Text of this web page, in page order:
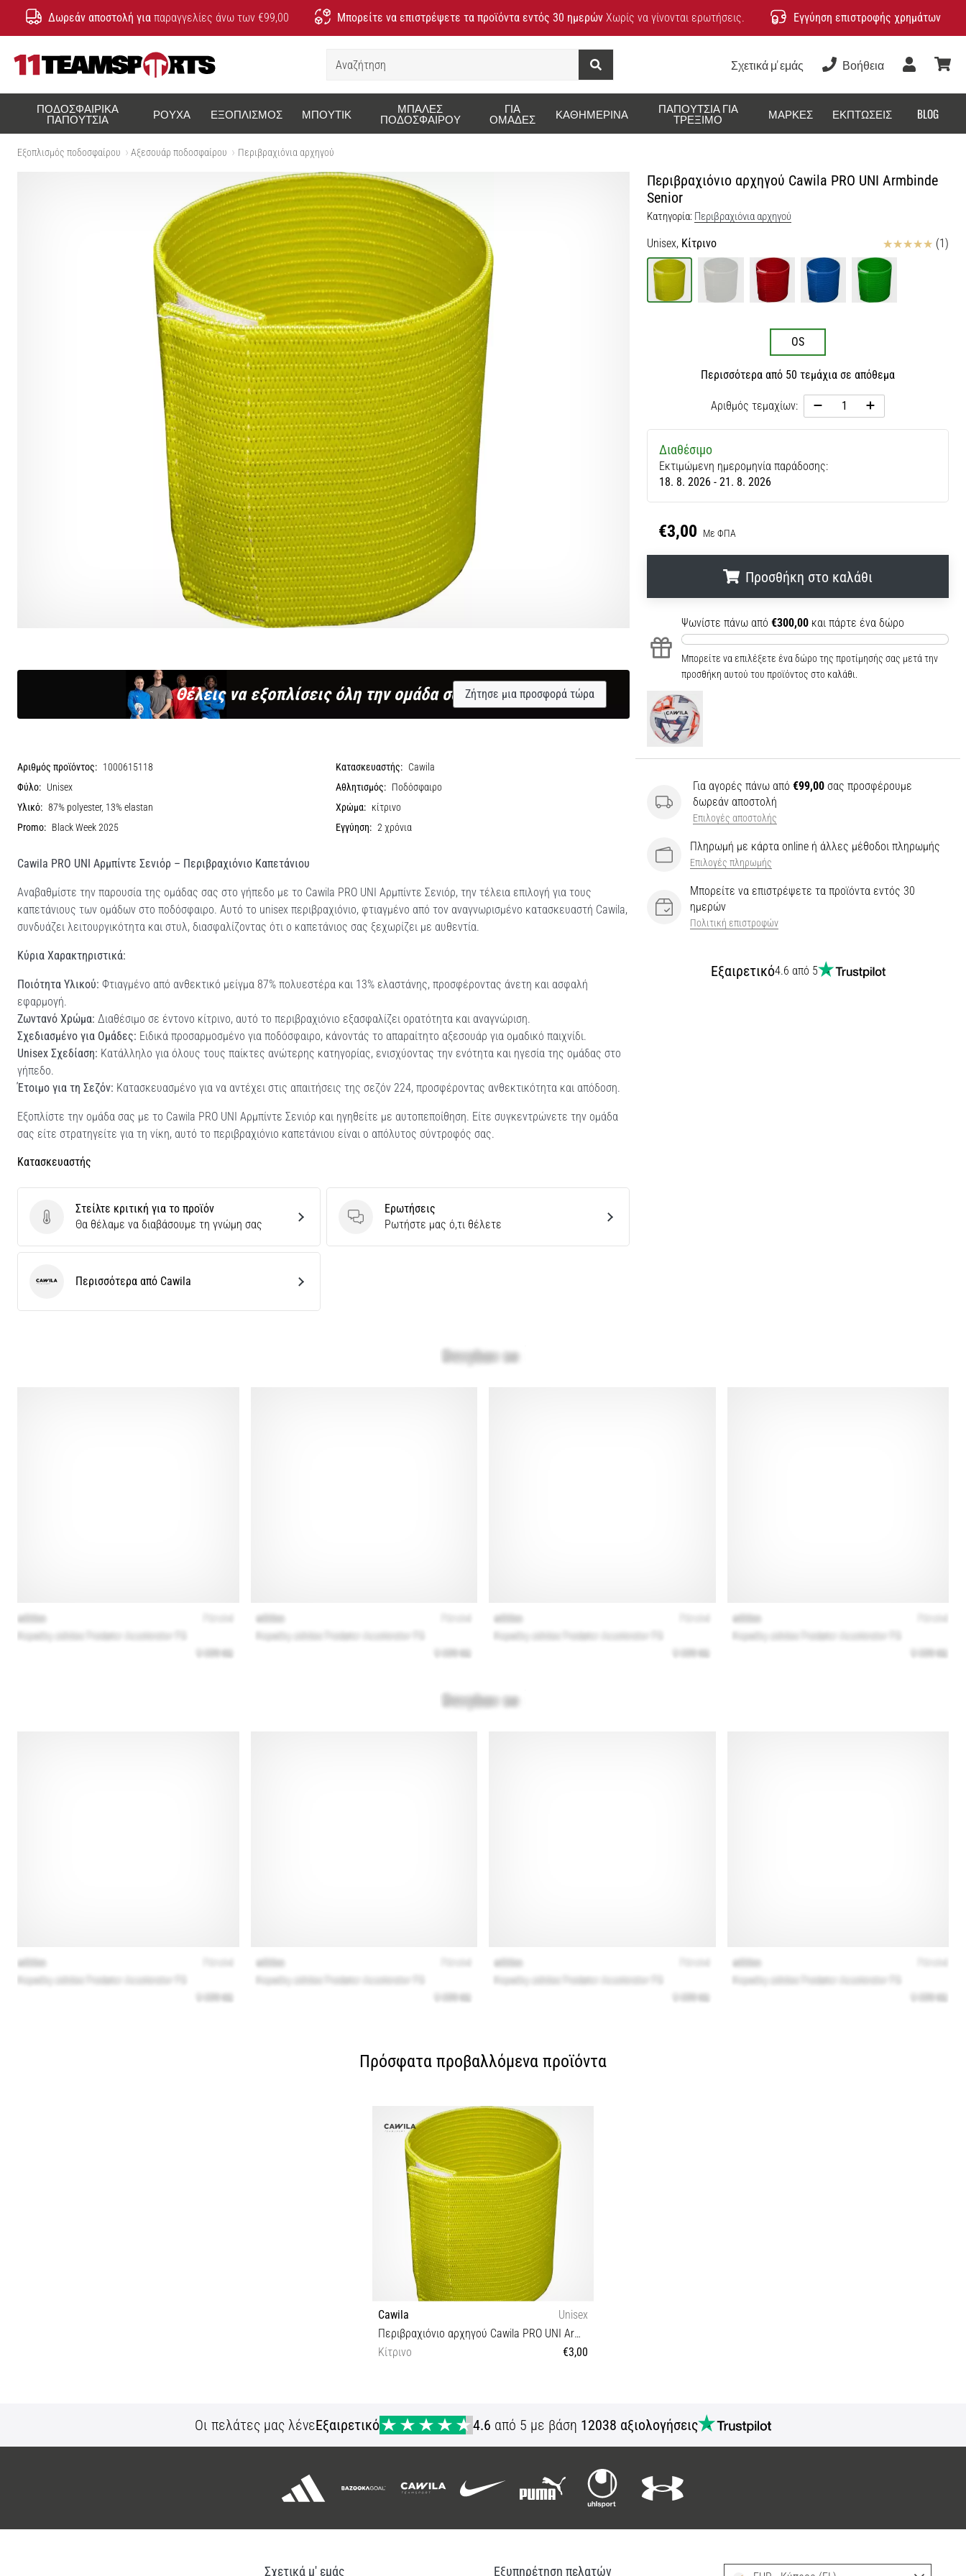
Δωρεάν αποστολή για παραγγελίες άνω των €99,00 Μπορείτε να επιστρέψετε τα προϊόντα εντός 30 ημερών Χωρίς να γίνονται ερωτήσεις. Εγγύηση επιστροφής χρημάτων
Αναζήτηση
Σχετικά μ' εμάς Βοήθεια
Χρήστης
ΠΟΔΟΣΦΑΙΡΙΚΆ
ΠΑΠΟΎΤΣΙΑ ΡΟΎΧΑ ΕΞΟΠΛΙΣΜΌΣ ΜΠΟΥΤΊΚ ΜΠΆΛΕΣ
ΠΟΔΟΣΦΑΊΡΟΥ
ΓΙΑ
ΟΜΆΔΕΣ ΚΑΘΗΜΕΡΙΝΆ ΠΑΠΟΎΤΣΙΑ ΓΙΑ
ΤΡΈΞΙΜΟ ΜΆΡΚΕΣ ΕΚΠΤΏΣΕΙΣ BLOG
Εξοπλισμός ποδοσφαίρου Αξεσουάρ ποδοσφαίρου Περιβραχιόνια αρχηγού
Περιβραχιόνιο αρχηγού Cawila PRO UNI Armbinde
Senior
Κατηγορία: Περιβραχιόνια αρχηγού
Unisex, Κίτρινο Κριτικές (1)
OS
Περισσότερα από 50 τεμάχια σε απόθεμα
Αριθμός τεμαχίων:
Διαθέσιμο
Εκτιμώμενη ημερομηνία παράδοσης:
18. 8. 2026 - 21. 8. 2026
€3,00 Με ΦΠΑ
Προσθήκη στο καλάθι
..
Ψωνίστε πάνω από €300,00 και πάρτε ένα δώρο
Μπορείτε να επιλέξετε ένα δώρο της προτίμησής σας μετά την
προσθήκη αυτού του προϊόντος στο καλάθι.
Για αγορές πάνω από €99,00 σας προσφέρουμε
δωρεάν αποστολή
Επιλογές αποστολής
Πληρωμή με κάρτα online ή άλλες μέθοδοι πληρωμής
Επιλογές πληρωμής
Μπορείτε να επιστρέψετε τα προϊόντα εντός 30
ημερών
Πολιτική επιστροφών
Εξαιρετικό4.6 από 5
Θέλεις να εξοπλίσεις όλη την ομάδα σου;Ζήτησε μια προσφορά τώρα
Αριθμός προϊόντος: 1000615118 Κατασκευαστής: Cawila
Φύλο: Unisex Αθλητισμός: Ποδόσφαιρο
Υλικό: 87% polyester, 13% elastan Χρώμα: κίτρινο
Promo: Black Week 2025 Εγγύηση: 2 χρόνια
Cawila PRO UNI Αρμπίντε Σενιόρ – Περιβραχιόνιο Καπετάνιου
Αναβαθμίστε την παρουσία της ομάδας σας στο γήπεδο με το Cawila PRO UNI Αρμπίντε Σενιόρ, την τέλεια επιλογή για τους
καπετάνιους των ομάδων στο ποδόσφαιρο. Αυτό το unisex περιβραχιόνιο, φτιαγμένο από τον αναγνωρισμένο κατασκευαστή Cawila,
συνδυάζει λειτουργικότητα και στυλ, διασφαλίζοντας ότι ο καπετάνιος σας ξεχωρίζει με αυθεντία.
Κύρια Χαρακτηριστικά:
Ποιότητα Υλικού: Φτιαγμένο από ανθεκτικό μείγμα 87% πολυεστέρα και 13% ελαστάνης, προσφέροντας άνετη και ασφαλή
εφαρμογή.
Ζωντανό Χρώμα: Διαθέσιμο σε έντονο κίτρινο, αυτό το περιβραχιόνιο εξασφαλίζει ορατότητα και αναγνώριση.
Σχεδιασμένο για Ομάδες: Ειδικά προσαρμοσμένο για ποδόσφαιρο, κάνοντάς το απαραίτητο αξεσουάρ για ομαδικό παιχνίδι.
Unisex Σχεδίαση: Κατάλληλο για όλους τους παίκτες ανώτερης κατηγορίας, ενισχύοντας την ενότητα και ηγεσία της ομάδας στο
γήπεδο.
Έτοιμο για τη Σεζόν: Κατασκευασμένο για να αντέχει στις απαιτήσεις της σεζόν 224, προσφέροντας ανθεκτικότητα και απόδοση.
Εξοπλίστε την ομάδα σας με το Cawila PRO UNI Αρμπίντε Σενιόρ και ηγηθείτε με αυτοπεποίθηση. Είτε συγκεντρώνετε την ομάδα
σας είτε στρατηγείτε για τη νίκη, αυτό το περιβραχιόνιο καπετάνιου είναι ο απόλυτος σύντροφός σας.
Κατασκευαστής
Στείλτε κριτική για το προϊόν
Στείλτε κριτική για το προϊόν
Θα θέλαμε να διαβάσουμε τη γνώμη σας
Ερωτήσεις
Ερωτήσεις
Ρωτήστε μας ό,τι θέλετε
Cawila Περισσότερα από Cawila
Πρόσφατα προβαλλόμενα προϊόντα
Cawila
Unisex
Περιβραχιόνιο αρχηγού Cawila PRO UNI Armbinde Senior
Κίτρινο
€3,00
Οι πελάτες μας λένεΕξαιρετικό 4.6 από 5 με βάση 12038 αξιολογήσεις
Σχετικά μ' εμάς Εξυπηρέτηση πελατών